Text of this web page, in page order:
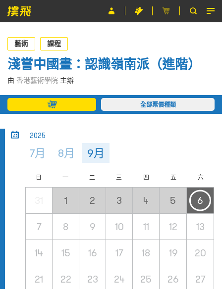
節目
主辦單位
關於撲飛
條款及細則
藝術 課程
淺嘗中國畫：認識嶺南派（進階）
由 香港藝術學院 主辦
全部票價種類
2025
7月 8月 9月
日 一 二 三 四 五 六
1 2 3 4 5 6
7 8 9 10 11 12 13
14 15 16 17 18 19 20
21 22 23 24 25 26 27